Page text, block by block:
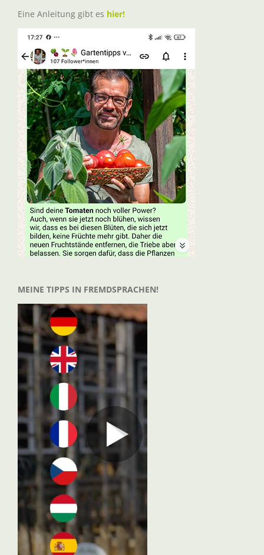
Eine Anleitung gibt es hier!
MEINE TIPPS IN FREMDSPRACHEN!